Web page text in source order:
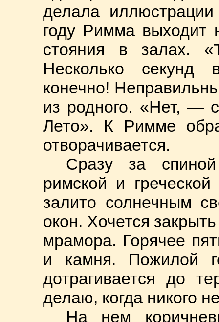
делала
году Римма выходит
стояния в залах.
Несколько
конечно!
из родного. «Нет, —
Лето». К Римме
отворачивается.
Сразу за
римской и
залито солнечным
окон. Хочется
мрамора. Горячее
и камня. Пожилой
дотрагивается до
делаю, когда никого
На нем